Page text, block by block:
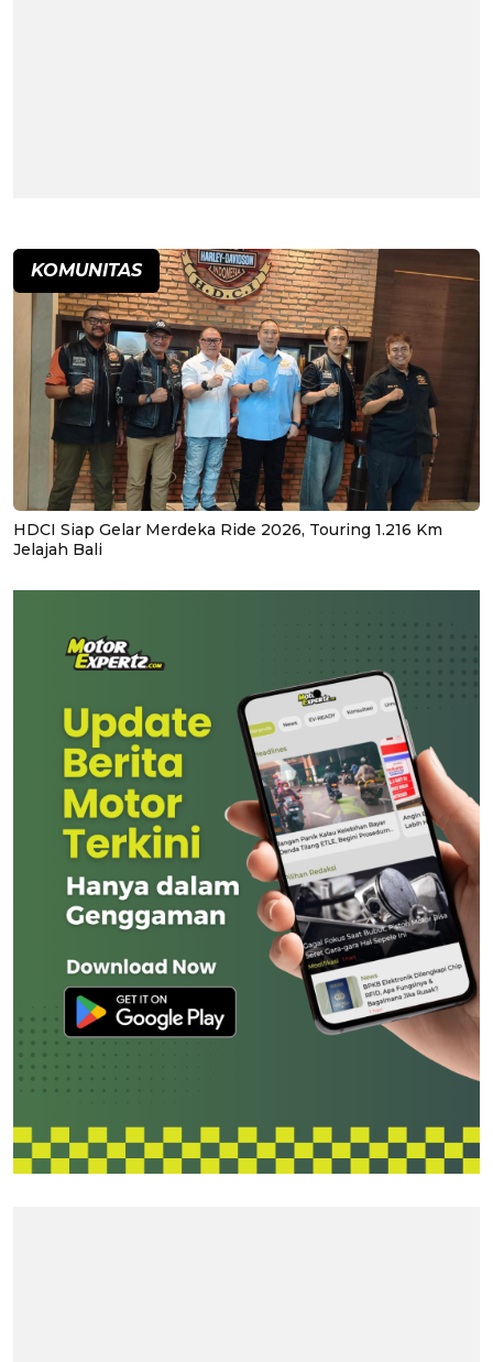
KOMUNITAS
HDCI Siap Gelar Merdeka Ride 2026, Touring 1.216 Km
Jelajah Bali